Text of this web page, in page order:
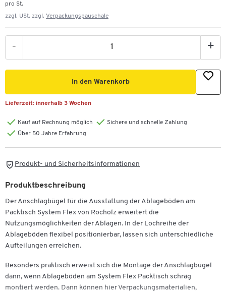
pro St.
zzgl. USt. zzgl. Verpackungspauschale
- +
In den Warenkorb
Lieferzeit: innerhalb 3 Wochen
Kauf auf Rechnung möglich
Sichere und schnelle Zahlung
Über 50 Jahre Erfahrung
Produkt- und Sicherheitsinformationen
Produktbeschreibung
Der Anschlagbügel für die Ausstattung der Ablageböden am
Packtisch System Flex von Rocholz erweitert die
Nutzungsmöglichkeiten der Ablagen. In der Lochreihe der
Ablageböden flexibel positionierbar, lassen sich unterschiedliche
Aufteilungen erreichen.
Besonders praktisch erweist sich die Montage der Anschlagbügel
dann, wenn Ablageböden am System Flex Packtisch schräg
montiert werden. Dann können hier Verpackungsmaterialien,